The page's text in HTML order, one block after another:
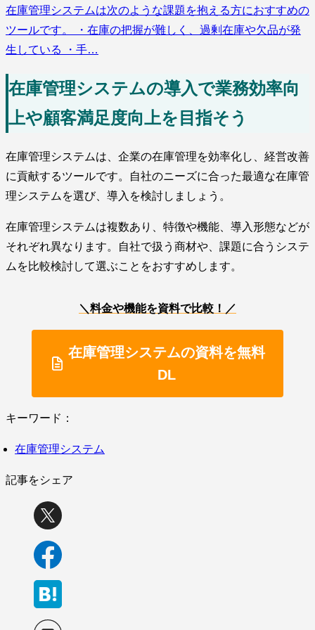
在庫管理システムは次のような課題を抱える方におすすめの
ツールです。 ・在庫の把握が難しく、過剰在庫や欠品が発
生している ・手…
在庫管理システムの導入で業務効率向
上や顧客満足度向上を目指そう
在庫管理システムは、企業の在庫管理を効率化し、経営改善
に貢献するツールです。自社のニーズに合った最適な在庫管
理システムを選び、導入を検討しましょう。
在庫管理システムは複数あり、特徴や機能、導入形態などが
それぞれ異なります。自社で扱う商材や、課題に合うシステ
ムを比較検討して選ぶことをおすすめします。
＼料金や機能を資料で比較！／
在庫管理システムの資料を無料
DL
キーワード：
在庫管理システム
記事をシェア